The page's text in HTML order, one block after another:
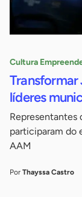
Cultura
Transformar
líderes
Representantes
participaram do
AAM
Por Thayssa Castro